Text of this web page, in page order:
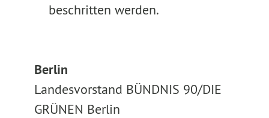
beschritten werden.
Berlin
Landesvorstand BÜNDNIS 90/DIE
GRÜNEN Berlin